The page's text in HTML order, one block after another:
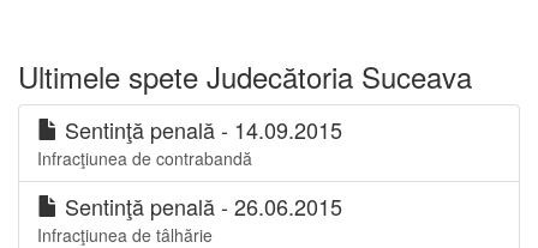
Ultimele spete Judecătoria Suceava
Sentinţă penală - 14.09.2015
Infracţiunea de contrabandă
Sentinţă penală - 26.06.2015
Infracţiunea de tâlhărie